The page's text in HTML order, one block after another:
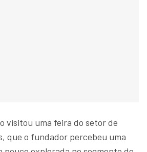
visitou uma feira do setor de
que o fundador percebeu uma